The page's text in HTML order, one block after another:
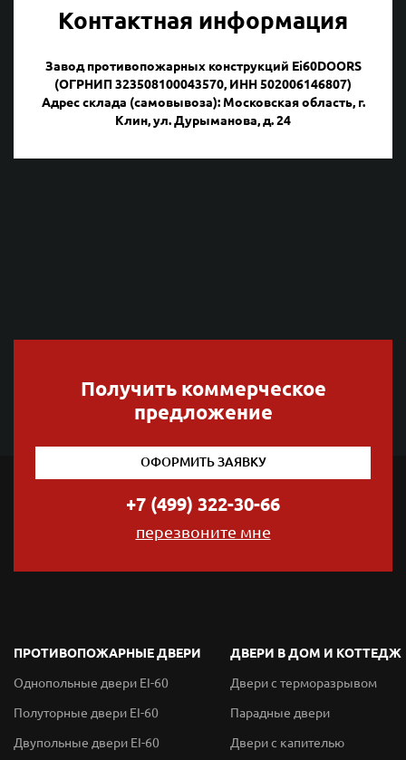
Контактная информация
Завод противопожарных конструкций Ei60DOORS
(ОГРНИП 323508100043570, ИНН 502006146807)
Адрес склада (самовывоза): Московская область, г.
Клин, ул. Дурыманова, д. 24
Получить коммерческое
предложение
ОФОРМИТЬ ЗАЯВКУ
+7 (499) 322-30-66
перезвоните мне
ПРОТИВОПОЖАРНЫЕ ДВЕРИ
Однопольные двери EI-60
Полуторные двери EI-60
Двупольные двери EI-60
ДВЕРИ В ДОМ И КОТТЕДЖ
Двери с терморазрывом
Парадные двери
Двери с капителью